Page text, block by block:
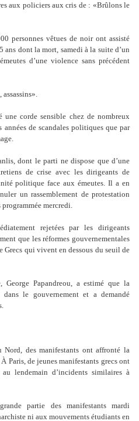
aux policiers aux cris de : «Brûlons le
personnes vêtues de noir ont assisté
ans dont la mort, samedi à la suite d’un
d’une violence sans précédent
corde sensible chez de nombreux
années de scandales politiques que par
dont le parti ne dispose que d’une
de crise avec les dirigeants de
politique face aux émeutes. Il a en
un rassemblement de protestation
mercredi.
rejetées par les dirigeants
que les réformes gouvernementales
qui vivent en dessous du seuil de
George Papandreou, a estimé que la
le gouvernement et a demandé
des manifestants ont affronté la
Paris, de jeunes manifestants grecs ont
lendemain d’incidents similaires à
partie des manifestants mardi
ni aux mouvements étudiants en